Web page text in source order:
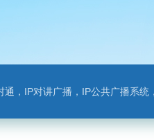
统，网络音频模块，银行对讲，背景音乐，网